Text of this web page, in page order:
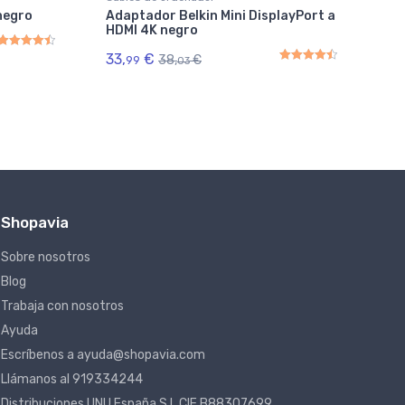
Adaptador Belkin Mini DisplayPort a
HDMI 4K negro
33,99 € 38,03 €
Shopavia
Sobre nosotros
Blog
Trabaja con nosotros
Ayuda
Escríbenos a ayuda@shopavia.com
Llámanos al 919334244